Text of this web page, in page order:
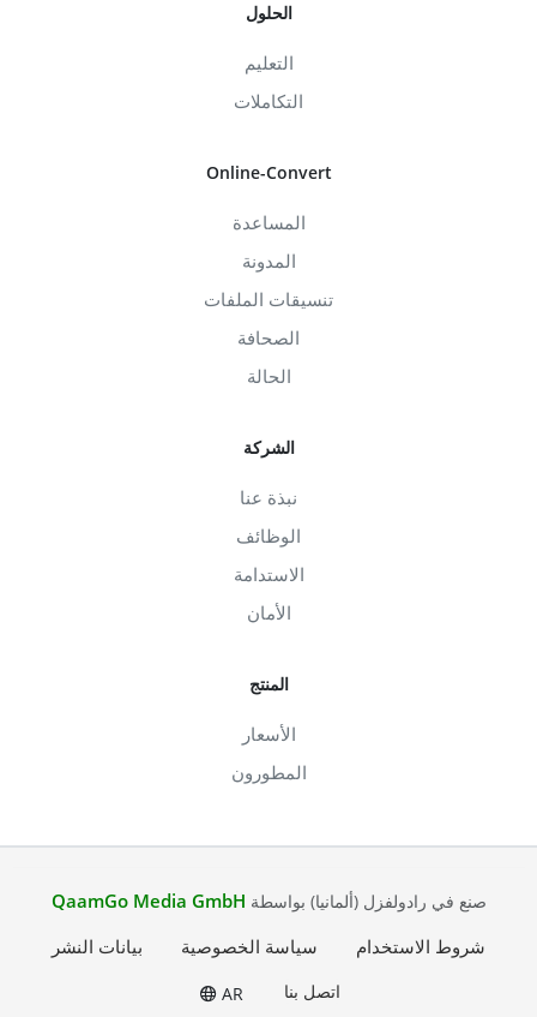
الحلول
التعليم
التكاملات
Online-Convert
المساعدة
المدونة
تنسيقات الملفات
الصحافة
الحالة
الشركة
نبذة عنا
الوظائف
الاستدامة
الأمان
المنتج
الأسعار
المطورون
صنع في رادولفزل (ألمانيا) بواسطة QaamGo Media GmbH
شروط الاستخدام
سياسة الخصوصية بيانات النشر
اتصل بنا AR